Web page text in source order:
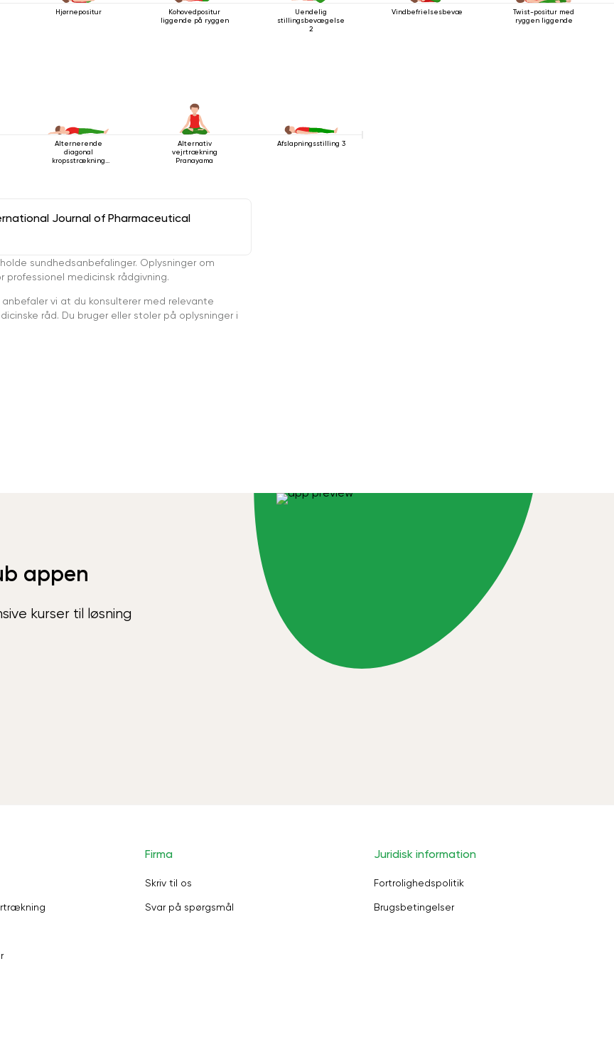
Hjørnepositur
Kohovedpositur
liggende på ryggen
Uendelig
stillingsbevægelse
2
Vindbefrielsesbevægelsen
Twist-positur med
ryggen liggende
Alternerende
diagonal
kropsstrækning
Alternativ
vejrtrækning
Pranayama
Afslapningsstilling 3
Journal of Pharmaceutical
sundhedsanbefalinger. Oplysninger om
medicinsk rådgivning.
vi at du konsulterer med relevante
råd. Du bruger eller stoler på oplysninger i
appen
kurser til løsning
Firma
Skriv til os
Svar på spørgsmål
Juridisk information
Fortrolighedspolitik
Brugsbetingelser